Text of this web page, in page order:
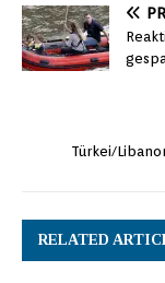
Problem der
aufmerksam. Nun
Politik reagieren.
gerade einmal 14
Türkei/
RELATED